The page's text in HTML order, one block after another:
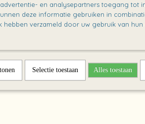
en analysepartners toegang tot
deze informatie gebruiken in
hebben verzameld door uw gebruik van
Selectie toestaan Alles toestaan